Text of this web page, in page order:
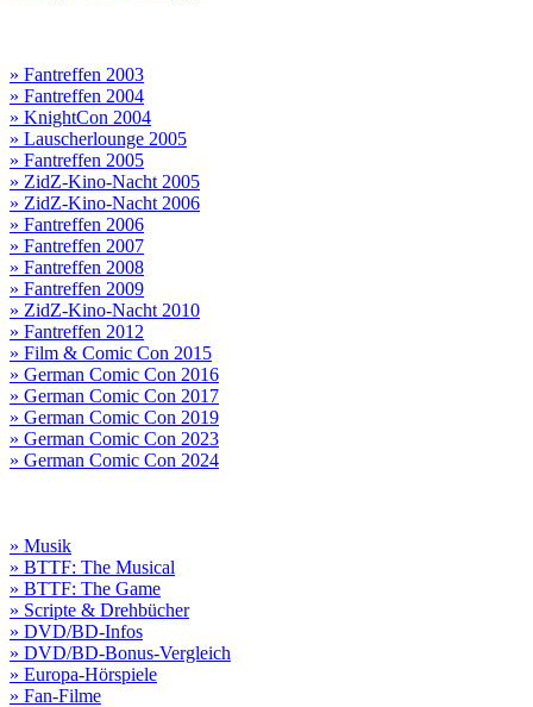
» Fantreffen 2003
» Fantreffen 2004
» KnightCon 2004
» Lauscherlounge 2005
» Fantreffen 2005
» ZidZ-Kino-Nacht 2005
» ZidZ-Kino-Nacht 2006
» Fantreffen 2006
» Fantreffen 2007
» Fantreffen 2008
» Fantreffen 2009
» ZidZ-Kino-Nacht 2010
» Fantreffen 2012
» Film & Comic Con 2015
» German Comic Con 2016
» German Comic Con 2017
» German Comic Con 2019
» German Comic Con 2023
» German Comic Con 2024
» Musik
» BTTF: The Musical
» BTTF: The Game
» Scripte & Drehbücher
» DVD/BD-Infos
» DVD/BD-Bonus-Vergleich
» Europa-Hörspiele
» Fan-Filme